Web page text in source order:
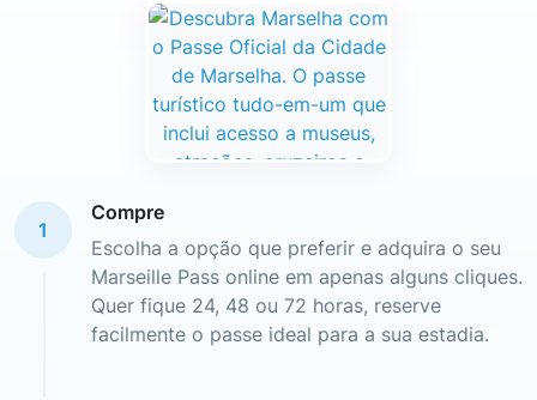
1
Compre
Escolha a opção que preferir e adquira o seu
Marseille Pass online em apenas alguns cliques.
Quer fique 24, 48 ou 72 horas, reserve
facilmente o passe ideal para a sua estadia.